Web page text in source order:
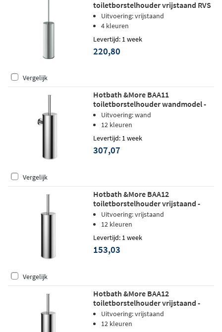
toiletborstelhouder vrijstaand RVS
316 - RVS
Uitvoering: vrijstaand
4 kleuren
Levertijd: 1 week
220,80
Vergelijk
Hotbath &More BAA11
toiletborstelhouder wandmodel -
Gepolijst zwart PVD
Uitvoering: wand
12 kleuren
Levertijd: 1 week
307,07
Vergelijk
Hotbath &More BAA12
toiletborstelhouder vrijstaand -
chroom
Uitvoering: vrijstaand
12 kleuren
Levertijd: 1 week
153,03
Vergelijk
Hotbath &More BAA12
toiletborstelhouder vrijstaand -
Geborsteld zwart PVD
Uitvoering: vrijstaand
12 kleuren